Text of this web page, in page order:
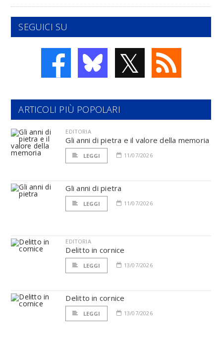
SEGUICI SU
𝕏
ARTICOLI PIÙ POPOLARI
EDITORIA
Gli anni di pietra e il valore della memoria
LEGGI 11/07/2026
Gli anni di pietra
LEGGI 11/07/2026
EDITORIA
Delitto in cornice
LEGGI 13/07/2026
Delitto in cornice
LEGGI 13/07/2026